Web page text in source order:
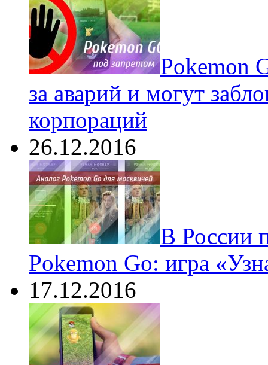
Pokеmon
за аварий и могут
корпораций
26.12.2016
В России
Pokemon Go: игра
17.12.2016